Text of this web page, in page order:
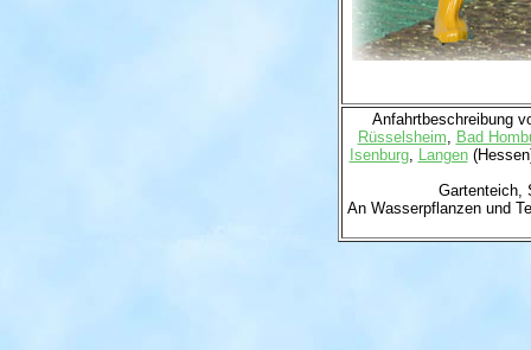
Anfahrtbeschreibung
Rüsselsheim, Bad
Isenburg, Langen
Gartenteich,
An Wasserpflanzen und